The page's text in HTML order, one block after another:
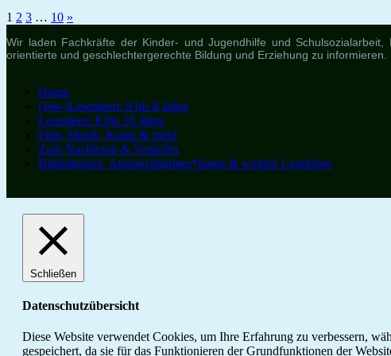
Seitennummerierung
der
Beiträge
1 2 3 … 10 Nächste
»
Wir laden Fachkräfte der Kinder- und Jugendhilfe und
orientierte und geschlechtergerechte Bildung und Erziehung zu
Home
(Vor-)Leseideen: 0 bis 8 Jahre
Leseideen: 8 bis 16 Jahre
Film, Musik, Kunst & mehr
Zum Nachlesen & Vertiefen
Bibliotheken, Ansprechpartner*innen & weitere Leselisten
Schließen
Datenschutzübersicht
Diese Website verwendet Cookies, um Ihre Erfahrung zu verbessern,
gespeichert, da sie für das Funktionieren der Grundfunktionen der